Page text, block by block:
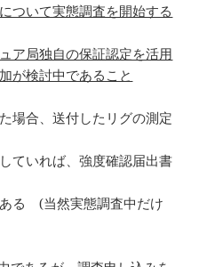
ついて実態調査を開始する
ア局独自の保証認定を活用
が検討中であること
場合、送付したリグの測定
ていれば、強度確認届出書
る (当然実態調査中だけ